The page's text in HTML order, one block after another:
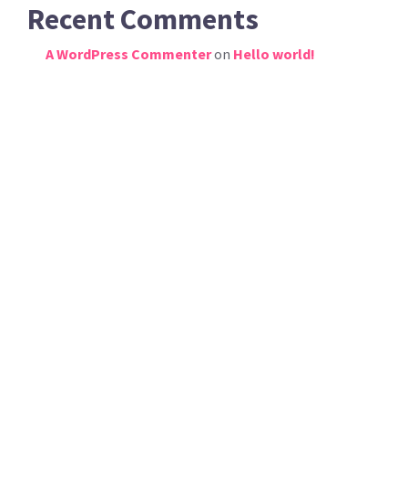
Recent Comments
A WordPress Commenteron Hello world!